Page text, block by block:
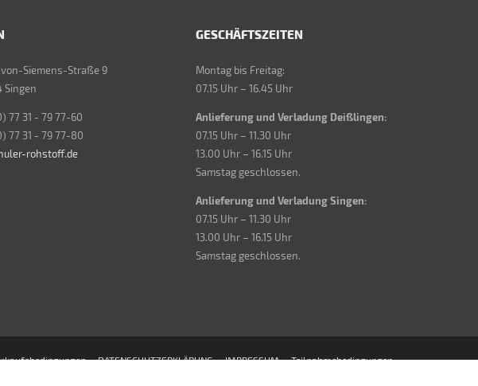
Siemens-Straße 9
Singen
77 31 - 79 77-60
77 31 - 79 77-80
rohstoff.de
GESCHÄFTSZEITEN
Montag bis Freitag:
07.15 Uhr – 16.45 Uhr
Anlieferung und Verladung Deißlingen:
07.15 Uhr – 11.30 Uhr
13.00 Uhr – 16.15 Uhr
Samstag geschlossen.
Anlieferung und Verladung Singen:
07.15 Uhr – 11.30 Uhr
13.00 Uhr – 16.15 Uhr
Samstag geschlossen.
DATENSCHUTZERKLÄRUNG IMPRESSUM Teilnahmebedingungen